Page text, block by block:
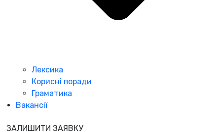
Лексика
Корисні поради
Граматика
Вакансії
ЗАЛИШИТИ ЗАЯВКУ